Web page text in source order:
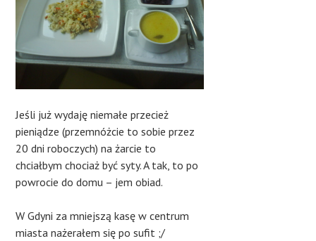
Jeśli już wydaję niemałe przecież
pieniądze (przemnóżcie to sobie przez
20 dni roboczych) na żarcie to
chciałbym chociaż być syty. A tak, to po
powrocie do domu – jem obiad.
W Gdyni za mniejszą kasę w centrum
miasta nażerałem się po sufit ;/